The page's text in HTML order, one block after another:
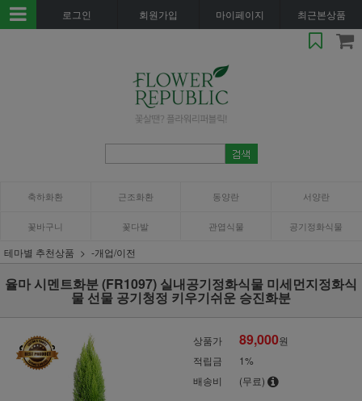
로그인 회원가입 마이페이지 최근본상품
축하화환 근조화환 동양란 서양란
꽃바구니 꽃다발 관엽식물 공기정화식물
테마별 추천상품 -개업/이전
율마 시멘트화분 (FR1097) 실내공기정화식물 미세먼지정화식
물 선물 공기청정 키우기쉬운 승진화분
상품가 89,000원
적립금
1%
배송비
(무료)